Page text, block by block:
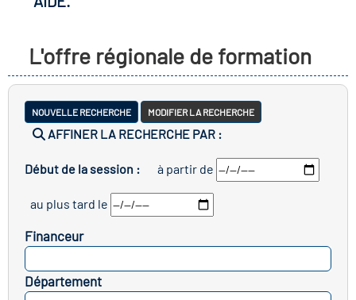
métiers
clés métiers et
lieu d'information ou
de l'Economie
(ESS)
du secteur sanitaire
de l'Industrie
L'offre régionale de formation
NOUVELLE RECHERCHE MODIFIER LA RECHERCHE
AFFINER LA RECHERCHE PAR :
Début de la session : à partir de
au plus tard le
Financeur
Département